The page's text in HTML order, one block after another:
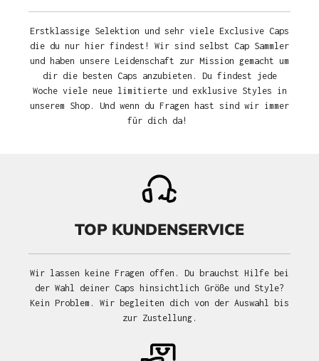
Erstklassige Selektion und sehr viele Exclusive Caps
die du nur hier findest! Wir sind selbst Cap Sammler
und haben unsere Leidenschaft zur Mission gemacht um
dir die besten Caps anzubieten. Du findest jede
Woche viele neue limitierte und exklusive Styles in
unserem Shop. Und wenn du Fragen hast sind wir immer
für dich da!
TOP KUNDENSERVICE
Wir lassen keine Fragen offen. Du brauchst Hilfe bei
der Wahl deiner Caps hinsichtlich Größe und Style?
Kein Problem. Wir begleiten dich von der Auswahl bis
zur Zustellung.